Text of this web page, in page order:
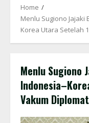
Home
Menlu Sugiono
Korea Utara Setelah
Menlu Sugiono
Vakum